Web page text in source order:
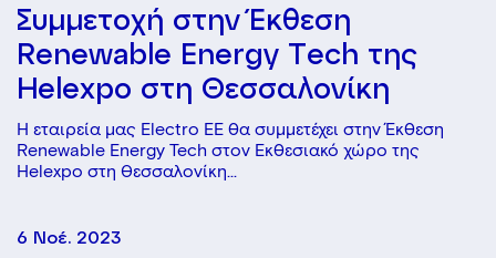
Συμμετοχή στην Έκθεση
Renewable Energy Tech της
Helexpo στη Θεσσαλονίκη
Η εταιρεία μας Electro EE θα συμμετέχει στην Έκθεση
Renewable Energy Tech στον Εκθεσιακό χώρο της
Helexpo στη Θεσσαλονίκη...
6 Νοέ. 2023